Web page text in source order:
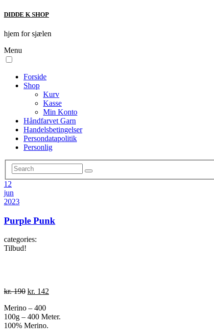
DIDDE K SHOP
hjem for sjælen
Menu
Forside
Shop
Kurv
Kasse
Min Konto
Håndfarvet Garn
Handelsbetingelser
Persondatapolitik
Personlig
12
jun
2023
Purple Punk
categories:
Tilbud!
kr.190 Den
pris
var:
kr. 190.
kr. 142
er:
Merino – 400
100g – 400 Meter.
100% Merino.